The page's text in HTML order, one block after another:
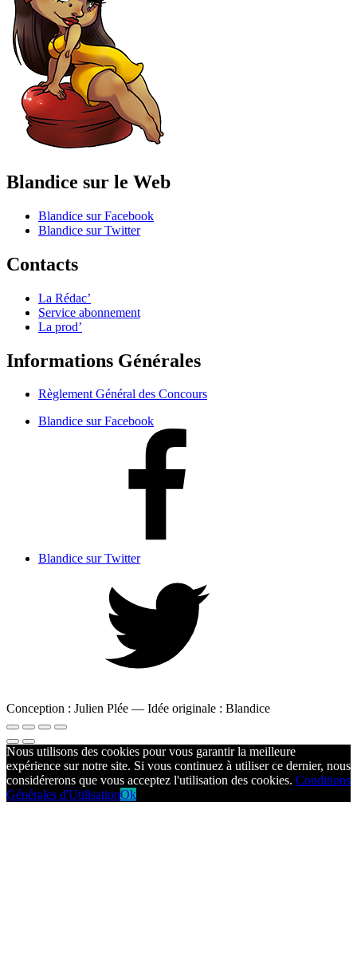
Blandice sur le Web
Blandice sur Facebook
Blandice sur Twitter
Contacts
La Rédac’
Service abonnement
La prod’
Informations Générales
Règlement Général des Concours
Blandice sur Facebook
Blandice sur Twitter
Conception : Julien Plée — Idée originale : Blandice
Nous utilisons des cookies pour vous garantir la meilleure
expérience sur notre site. Si vous continuez à utiliser ce dernier, nous
considérerons que vous acceptez l'utilisation des cookies. Conditions
Générales d'UtilisationOk